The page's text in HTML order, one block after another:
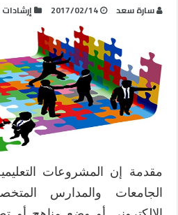
سارة سعد 2017/02/14 إرشادات
مقدمة إن المشروعات
الجامعات والمدارس